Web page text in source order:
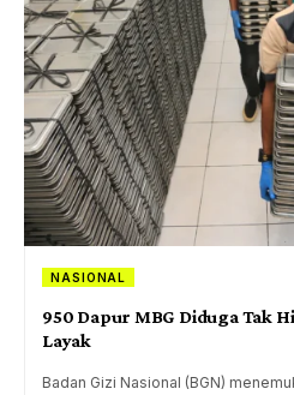
NASIONAL
950 Dapur MBG Diduga Tak
Layak
Badan Gizi Nasional (BGN)